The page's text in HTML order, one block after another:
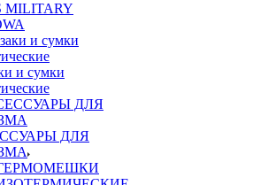
MILITARY
и сумки
ДЛЯ